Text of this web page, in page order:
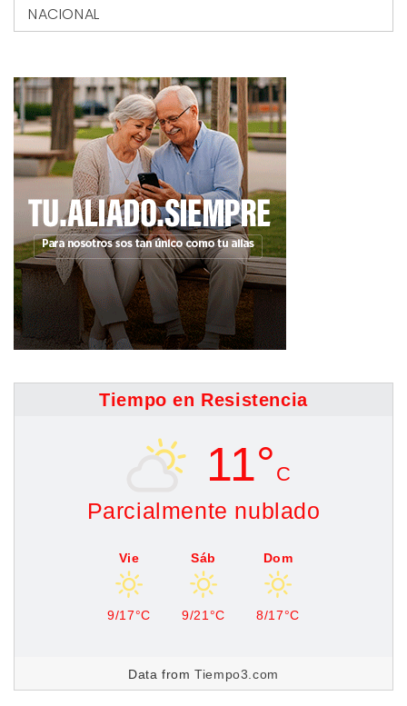
NACIONAL
Tiempo en Resistencia
11° C
Parcialmente nublado
Vie
9/17°C
Sáb
9/21°C
Dom
8/17°C
Data fromTiempo3.com